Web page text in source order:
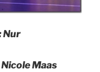
Maas